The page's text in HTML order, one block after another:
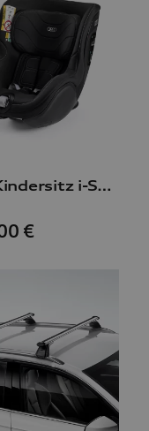
Audi Kindersitz i-Size
€